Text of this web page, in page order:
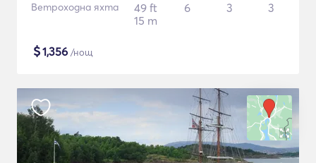
Ветроходна яхта
49 ft
15 m
6 3 3
$1,356 /нощ